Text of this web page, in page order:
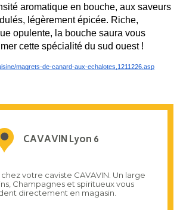
aromatique en bouche, aux saveurs
légèrement épicée. Riche,
opulente, la bouche saura vous
cette spécialité du sud ouest !
magrets-de-canard-aux-echalotes,1211226.asp
CAVAVIN Lyon 6
votre caviste CAVAVIN. Un large
Champagnes et spiritueux vous
directement en magasin.